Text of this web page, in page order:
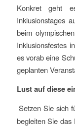
Konkret geht
Inklusionstages
beim
Inklusionsfestes
es vorab eine
geplanten
Lust auf diese
Setzen Sie sich
begleiten Sie das